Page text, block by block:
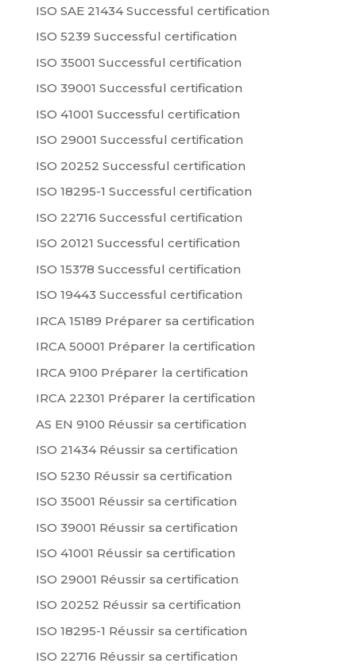
ISO SAE 21434 Successful certification
ISO 5239 Successful certification
ISO 35001 Successful certification
ISO 39001 Successful certification
ISO 41001 Successful certification
ISO 29001 Successful certification
ISO 20252 Successful certification
ISO 18295-1 Successful certification
ISO 22716 Successful certification
ISO 20121 Successful certification
ISO 15378 Successful certification
ISO 19443 Successful certification
IRCA 15189 Préparer sa certification
IRCA 50001 Préparer la certification
IRCA 9100 Préparer la certification
IRCA 22301 Préparer la certification
AS EN 9100 Réussir sa certification
ISO 21434 Réussir sa certification
ISO 5230 Réussir sa certification
ISO 35001 Réussir sa certification
ISO 39001 Réussir sa certification
ISO 41001 Réussir sa certification
ISO 29001 Réussir sa certification
ISO 20252 Réussir sa certification
ISO 18295-1 Réussir sa certification
ISO 22716 Réussir sa certification